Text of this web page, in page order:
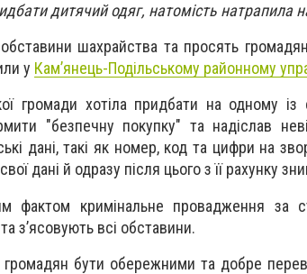
дитячий одяг, натомість натрапила
обставини шахрайства та просять
у Кам’янець-Подільському районному
громади хотіла придбати на одному із
"безпечну покупку" та надіслав
дані, такі як номер, код та цифри на
дані й одразу після цього з її рахунку
фактом кримінальне провадження за
зʼясовують всі обставини.
громадян бути обережними та добре